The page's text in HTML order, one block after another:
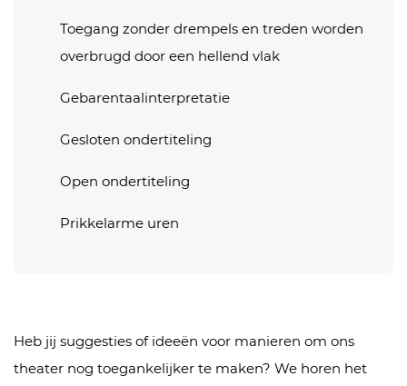
Toegang zonder drempels en treden worden
overbrugd door een hellend vlak
Gebarentaalinterpretatie
Gesloten ondertiteling
Open ondertiteling
Prikkelarme uren
Heb jij suggesties of ideeën voor manieren om ons
theater nog toegankelijker te maken? We horen het